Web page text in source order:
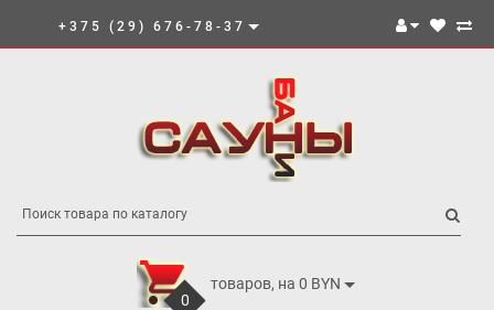
+375 (29) 676-78-37
0
товаров, на 0 BYN